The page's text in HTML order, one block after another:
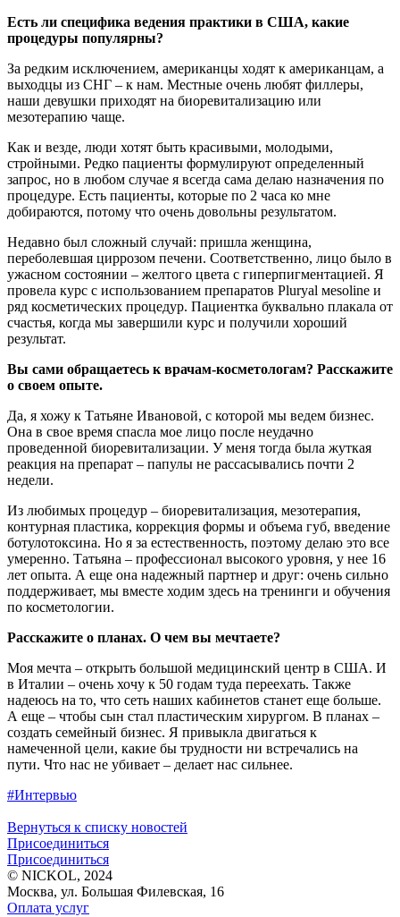
Есть ли специфика ведения практики в США, какие
процедуры популярны?
За редким исключением, американцы ходят к американцам, а
выходцы из СНГ – к нам. Местные очень любят филлеры,
наши девушки приходят на биоревитализацию или
мезотерапию чаще.
Как и везде, люди хотят быть красивыми, молодыми,
стройными. Редко пациенты формулируют определенный
запрос, но в любом случае я всегда сама делаю назначения по
процедуре. Есть пациенты, которые по 2 часа ко мне
добираются, потому что очень довольны результатом.
Недавно был сложный случай: пришла женщина,
переболевшая циррозом печени. Соответственно, лицо было в
ужасном состоянии – желтого цвета с гиперпигментацией. Я
провела курс с использованием препаратов Pluryal мesoline и
ряд косметических процедур. Пациентка буквально плакала от
счастья, когда мы завершили курс и получили хороший
результат.
Вы сами обращаетесь к врачам-косметологам? Расскажите
о своем опыте.
Да, я хожу к Татьяне Ивановой, с которой мы ведем бизнес.
Она в свое время спасла мое лицо после неудачно
проведенной биоревитализации. У меня тогда была жуткая
реакция на препарат – папулы не рассасывались почти 2
недели.
Из любимых процедур – биоревитализация, мезотерапия,
контурная пластика, коррекция формы и объема губ, введение
ботулотоксина. Но я за естественность, поэтому делаю это все
умеренно. Татьяна – профессионал высокого уровня, у нее 16
лет опыта. А еще она надежный партнер и друг: очень сильно
поддерживает, мы вместе ходим здесь на тренинги и обучения
по косметологии.
Расскажите о планах. О чем вы мечтаете?
Моя мечта – открыть большой медицинский центр в США. И
в Италии – очень хочу к 50 годам туда переехать. Также
надеюсь на то, что сеть наших кабинетов станет еще больше.
А еще – чтобы сын стал пластическим хирургом. В планах –
создать семейный бизнес. Я привыкла двигаться к
намеченной цели, какие бы трудности ни встречались на
пути. Что нас не убивает – делает нас сильнее.
#Интервью
Вернуться к списку новостей
Присоединиться
Присоединиться
© NICKOL, 2024
Москва, ул. Большая Филевская, 16
Оплата услуг